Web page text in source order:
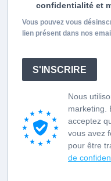
confidentialité et
Vous pouvez vous
lien présent dans nos
S'INSCRIRE
Nous
marketing.
acceptez
vous avez
pour être
de